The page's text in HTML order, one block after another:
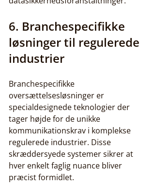
6. Branchespecifikke
løsninger til regulerede
industrier
Branchespecifikke
oversættelsesløsninger er
specialdesignede teknologier der
tager højde for de unikke
kommunikationskrav i komplekse
regulerede industrier. Disse
skræddersyede systemer sikrer at
hver enkelt faglig nuance bliver
præcist formidlet.